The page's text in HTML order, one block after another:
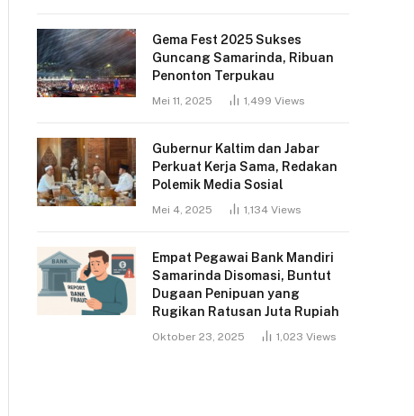
Gema Fest 2025 Sukses
Guncang Samarinda, Ribuan
Penonton Terpukau
Mei 11, 2025 1,499 Views
Gubernur Kaltim dan Jabar
Perkuat Kerja Sama, Redakan
Polemik Media Sosial
Mei 4, 2025 1,134 Views
Empat Pegawai Bank Mandiri
Samarinda Disomasi, Buntut
Dugaan Penipuan yang
Rugikan Ratusan Juta Rupiah
Oktober 23, 2025 1,023 Views